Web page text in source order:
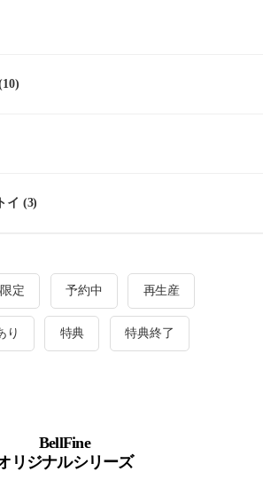
イ (3)
定 予約中 再生産
り 特典 特典終了
BellFine
リジナルシリーズ